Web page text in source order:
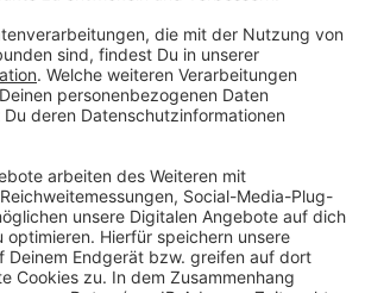
zu Ihren Aktivitäten
Bitte lesen Sie die
durch und stimmen Sie der
des Service zu, um dieses
Mehr Informationen
Akzeptieren
& Brink